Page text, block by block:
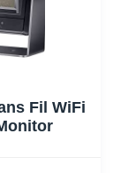
Fil WiFi